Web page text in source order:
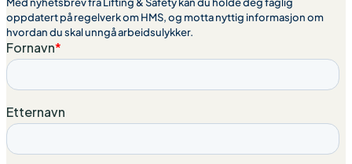
oppdatert på regelverk om HMS, og motta nyttig informasjon om
hvordan du skal unngå arbeidsulykker.